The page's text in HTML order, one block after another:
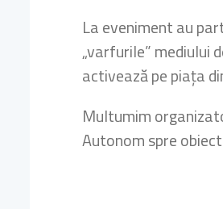
La eveniment au
„varfurile” mediului
activează pe piața
Multumim
Autonom spre